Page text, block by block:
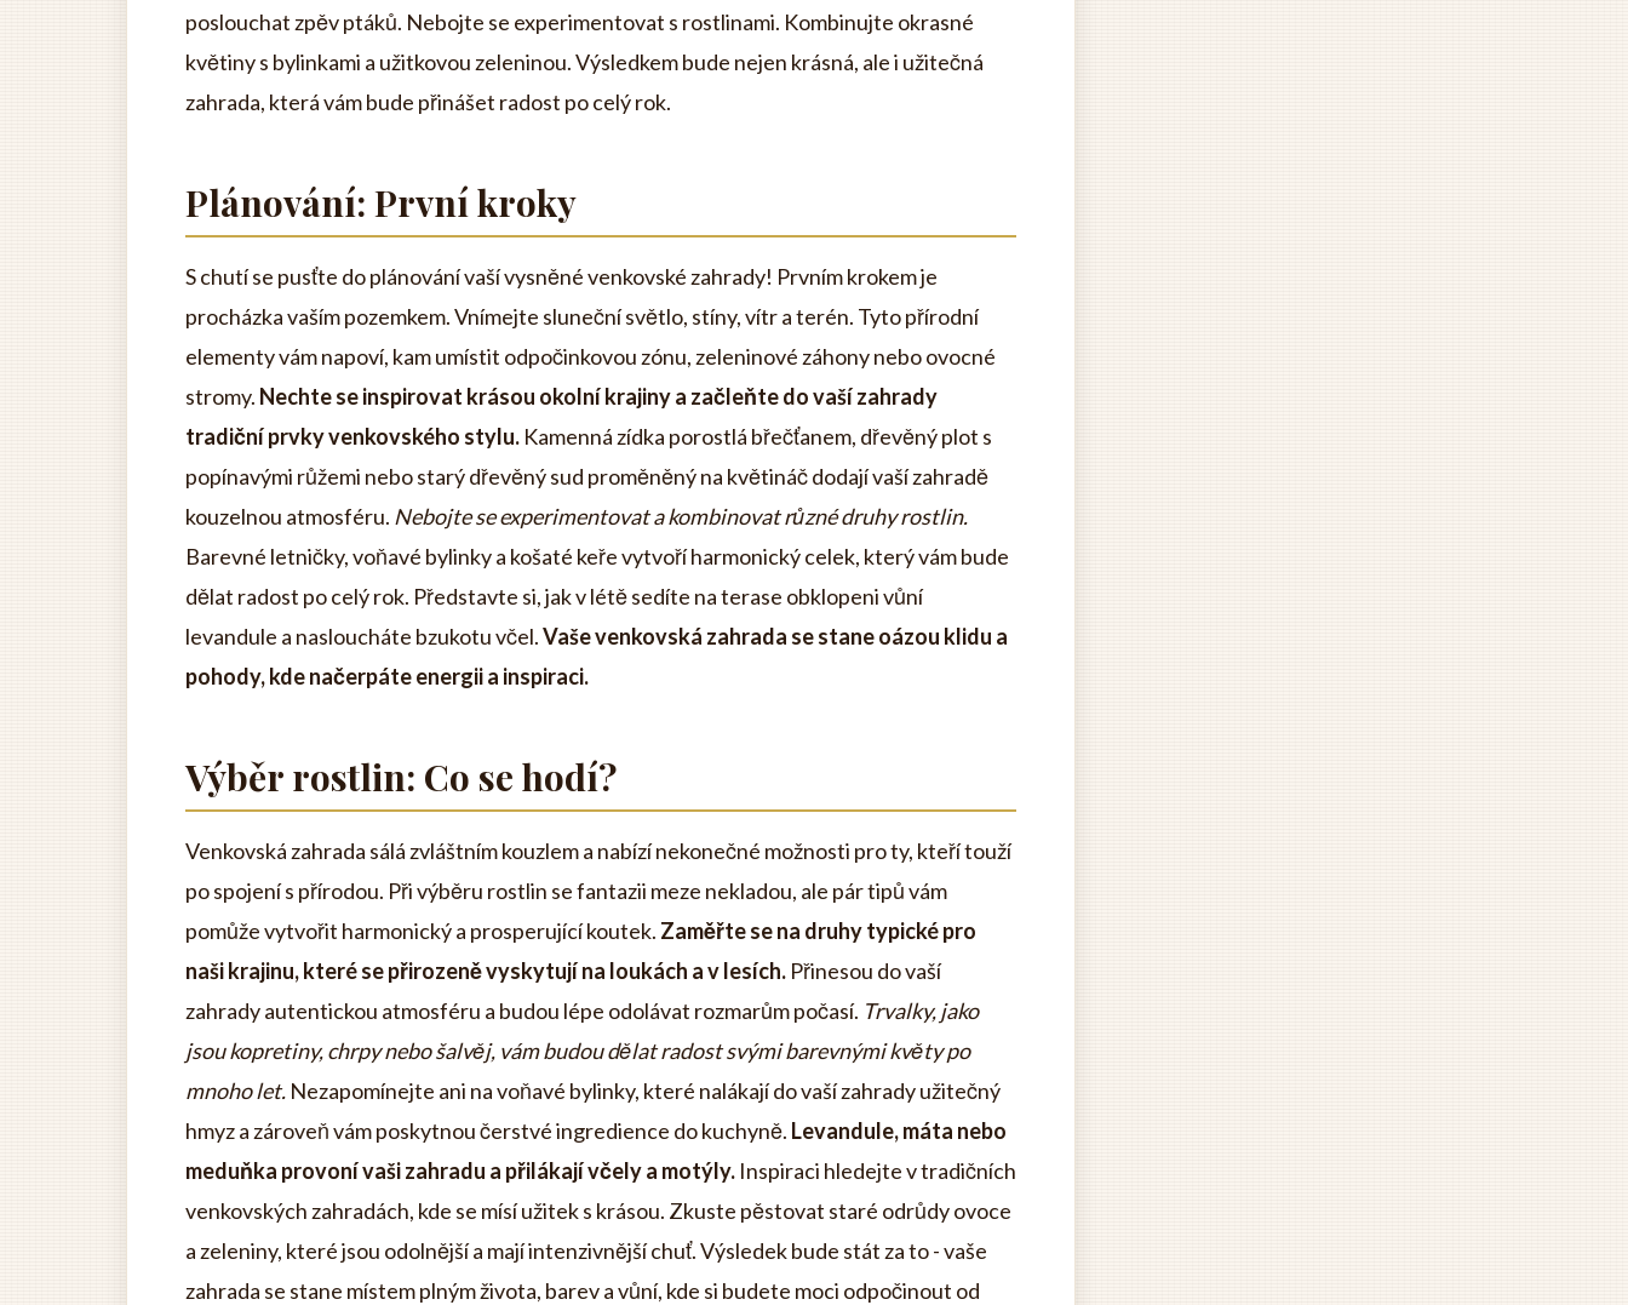
poslouchat zpěv ptáků. Nebojte se experimentovat s rostlinami. Kombinujte okrasné
květiny s bylinkami a užitkovou zeleninou. Výsledkem bude nejen krásná, ale i užitečná
zahrada, která vám bude přinášet radost po celý rok.
Plánování: První kroky
S chutí se pusťte do plánování vaší vysněné venkovské zahrady! Prvním krokem je
procházka vaším pozemkem. Vnímejte sluneční světlo, stíny, vítr a terén. Tyto přírodní
elementy vám napoví, kam umístit odpočinkovou zónu, zeleninové záhony nebo ovocné
stromy. Nechte se inspirovat krásou okolní krajiny a začleňte do vaší zahrady
tradiční prvky venkovského stylu. Kamenná zídka porostlá břečťanem, dřevěný plot s
popínavými růžemi nebo starý dřevěný sud proměněný na květináč dodají vaší zahradě
kouzelnou atmosféru. Nebojte se experimentovat a kombinovat různé druhy rostlin.
Barevné letničky, voňavé bylinky a košaté keře vytvoří harmonický celek, který vám bude
dělat radost po celý rok. Představte si, jak v létě sedíte na terase obklopeni vůní
levandule a nasloucháte bzukotu včel.Vaše venkovská zahrada se stane oázou klidu a
pohody, kde načerpáte energii a inspiraci.
Výběr rostlin: Co se hodí?
Venkovská zahrada sálá zvláštním kouzlem a nabízí nekonečné možnosti pro ty, kteří touží
po spojení s přírodou. Při výběru rostlin se fantazii meze nekladou, ale pár tipů vám
pomůže vytvořit harmonický a prosperující koutek. Zaměřte se na druhy typické pro
naši krajinu, které se přirozeně vyskytují na loukách a v lesích. Přinesou do vaší
zahrady autentickou atmosféru a budou lépe odolávat rozmarům počasí. Trvalky, jako
jsou kopretiny, chrpy nebo šalvěj, vám budou dělat radost svými barevnými květy po
mnoho let. Nezapomínejte ani na voňavé bylinky, které nalákají do vaší zahrady užitečný
hmyz a zároveň vám poskytnou čerstvé ingredience do kuchyně. Levandule, máta nebo
meduňka provoní vaši zahradu a přilákají včely a motýly. Inspiraci hledejte v tradičních
venkovských zahradách, kde se mísí užitek s krásou. Zkuste pěstovat staré odrůdy ovoce
a zeleniny, které jsou odolnější a mají intenzivnější chuť. Výsledek bude stát za to - vaše
zahrada se stane místem plným života, barev a vůní, kde si budete moci odpočinout od